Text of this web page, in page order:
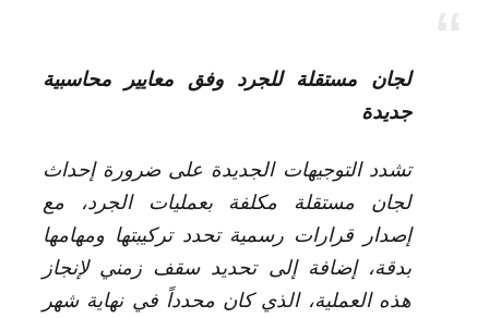
لجان مستقلة للجرد وفق معايير محاسبية
جديدة
تشدد التوجيهات الجديدة على ضرورة إحداث
لجان مستقلة مكلفة بعمليات الجرد، مع
إصدار قرارات رسمية تحدد تركيبتها ومهامها
بدقة، إضافة إلى تحديد سقف زمني لإنجاز
هذه العملية، الذي كان محدداً في نهاية شهر